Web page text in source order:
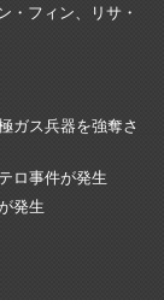
・フィン、リサ・
ガス兵器を強奪さ
ロ事件が発生
発生